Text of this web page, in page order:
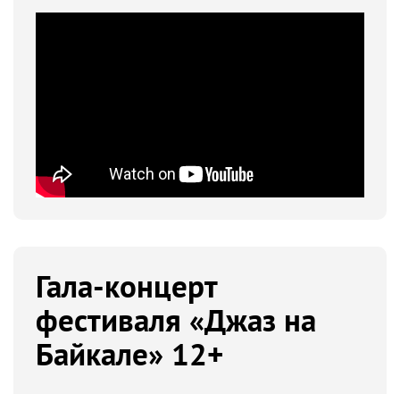
Гала-концерт
фестиваля «Джаз на
Байкале» 12+